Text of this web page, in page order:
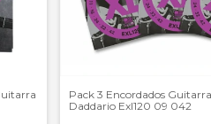
Pack 3 Encordados
Daddario Exl120 09 042